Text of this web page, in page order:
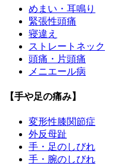
めまい・耳鳴り
緊張性頭痛
寝違え
ストレートネック
頭痛・片頭痛
メニエール病
【手や足の痛み】
変形性膝関節症
外反母趾
手・足のしびれ
手・腕のしびれ